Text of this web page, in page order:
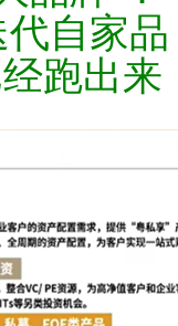
自家品
跑出来